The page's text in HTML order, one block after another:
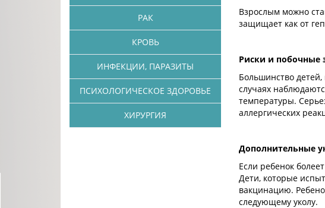
Взрослым можно
защищает как от
Риски и побочные
Большинство
случаях
температуры.
аллергических
Дополнительные
Если ребенок
Дети, которые
вакцинацию.
следующему уколу.
РАК
КРОВЬ
ИНФЕКЦИИ, ПАРАЗИТЫ
ПСИХОЛОГИЧЕСКОЕ ЗДОРОВЬЕ
ХИРУРГИЯ